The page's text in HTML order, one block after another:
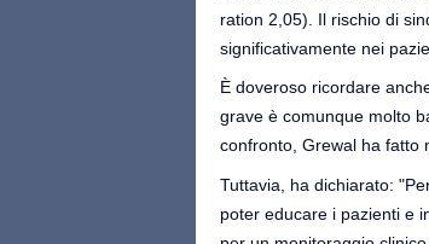
ration 2,05). Il rischio di
significativamente nei
È doveroso ricordare
grave è comunque molto
confronto, Grewal ha fatto
Tuttavia, ha dichiarato:
poter educare i pazienti e